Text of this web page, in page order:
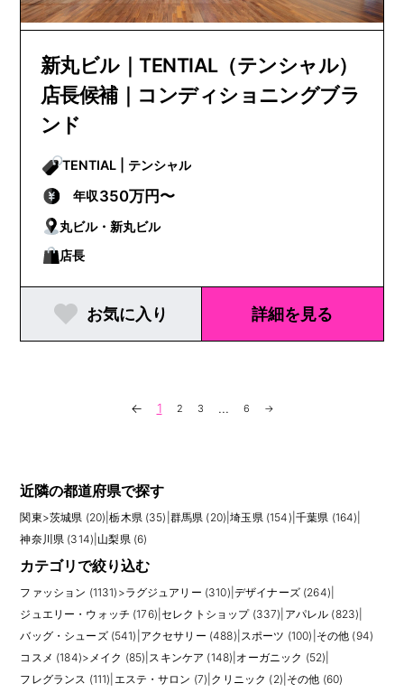
新丸ビル｜TENTIAL（テンシャル）
店長候補｜コンディショニングブラ
ンド
TENTIAL | テンシャル
年収350万円〜
丸ビル・新丸ビル
店長
お気に入り 詳細を見る
← 1 2 3 ... 6 →
近隣の都道府県で探す
関東>茨城県 (20) |栃木県 (35) 群馬県 (20) |埼玉県 (154) 千葉県 (164)
神奈川県 (314) 山梨県 (6)
カテゴリで絞り込む
ファッション (1131) >ラグジュアリー (310) デザイナーズ (264)
ジュエリー・ウォッチ (176) |セレクトショップ (337) アパレル (823)
バッグ・シューズ (541) アクセサリー (488) スポーツ (100) その他 (94)
コスメ (184)> メイク (85) スキンケア (148) オーガニック (52)
フレグランス (111) エステ・サロン (7) クリニック (2) その他 (60)